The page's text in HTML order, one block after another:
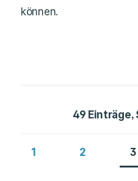
können.
49 Einträge,
1 2 3